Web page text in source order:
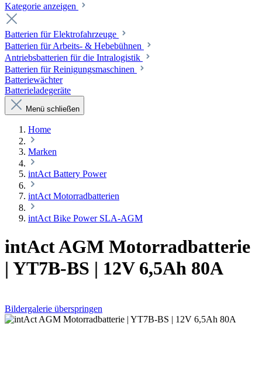
Kategorie anzeigen
Batterien für Elektrofahrzeuge
Batterien für Arbeits- & Hebebühnen
Antriebsbatterien für die Intralogistik
Batterien für Reinigungsmaschinen
Batteriewächter
Batterieladegeräte
Menü schließen
Home
Marken
intAct Battery Power
intAct Motorradbatterien
intAct Bike Power SLA-AGM
intAct AGM Motorradbatterie
| YT7B-BS | 12V 6,5Ah 80A
Bildergalerie überspringen